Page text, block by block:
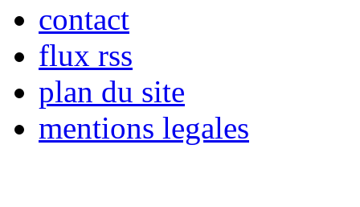
contact
flux rss
plan du site
mentions legales